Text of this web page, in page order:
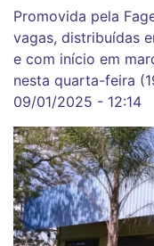
Promovida pela
vagas, distribuídas
e com início em
nesta quarta-feira
09/01/2025 - 12:14